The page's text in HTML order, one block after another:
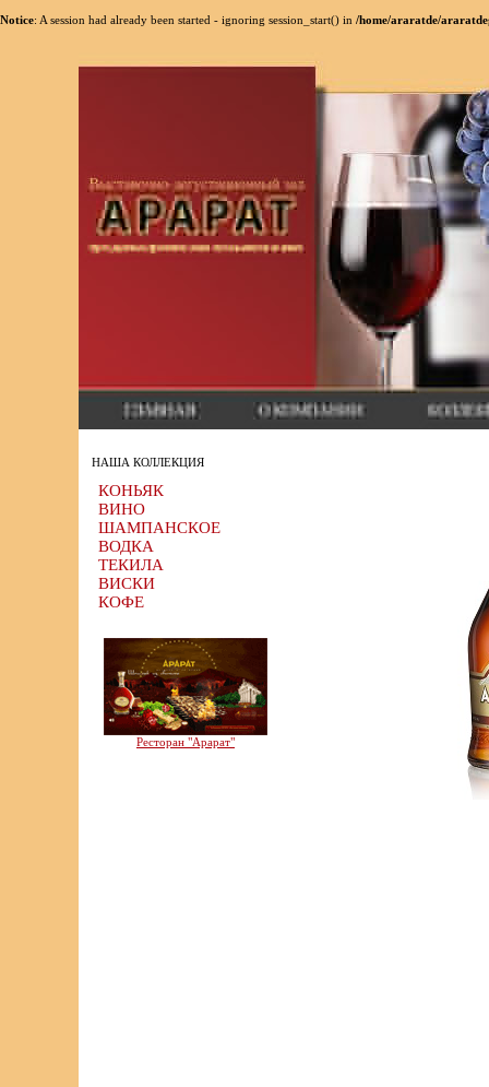
Notice: A session had already been started - ignoring session_start() in /home/araratde/
НАША КОЛЛЕКЦИЯ
КОНЬЯК
ВИНО
ШАМПАНСКОЕ
ВОДКА
ТЕКИЛА
ВИСКИ
КОФЕ
Ресторан "Арарат"